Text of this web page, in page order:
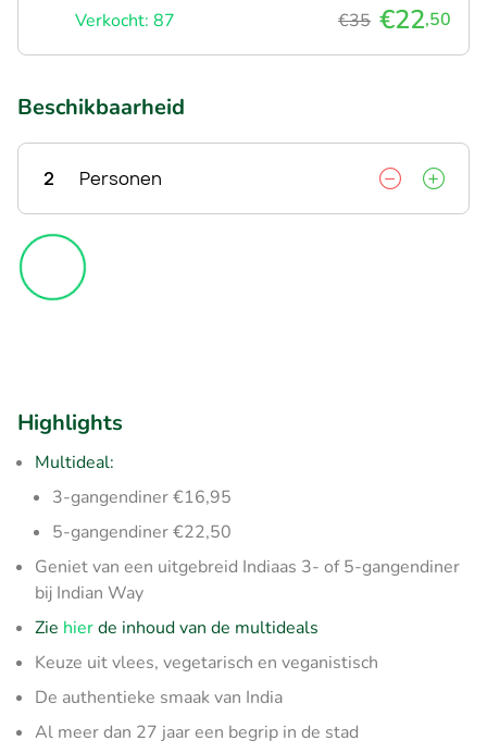
Verkocht: 87
€35 €22,50
Beschikbaarheid
2 Personen
Highlights
Multideal:
3-gangendiner €16,95
5-gangendiner €22,50
Geniet van een uitgebreid Indiaas 3- of 5-gangendiner
bij Indian Way
Zie hierde inhoud van de multideals
Keuze uit vlees, vegetarisch en veganistisch
De authentieke smaak van India
Al meer dan 27 jaar een begrip in de stad